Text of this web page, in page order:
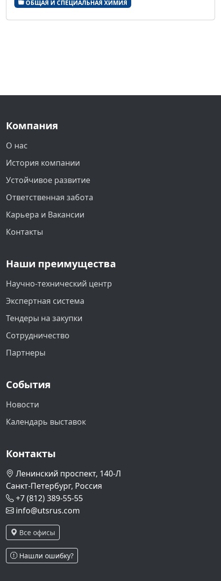
ОБЩАЯ И СПЕЦИАЛЬНАЯ ХИМИЯ
Компания
О нас
История компании
Устойчивое развитие
Ответственная забота
Карьера и Вакансии
Контакты
Наши преимущества
Научно-технический центр
Экспертная система
Тендеры на закупки
Сотрудничество
Партнеры
События
Новости
Календарь выставок
Контакты
Ленинский проспект, 140-Л
Санкт-Петербург, Россия
+7 (812) 389-55-55
info@utsrus.com
Все офисы
Нашли ошибку?